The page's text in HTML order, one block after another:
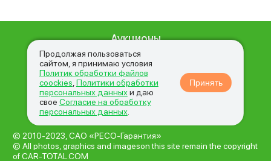
Аукционы
О нас
Вопросы и ответы
Новости
Контакты
© 2010-2023, САО «РЕСО-Гарантия»
© All photos, graphics and imageson this site remain the copyright
of CAR-TOTAL.COM
Продолжая пользоваться
сайтом, я принимаю условия
Политик обработки файлов
coockies Политики обработки
персональных данныхи даю
свое Согласие на обработку
персональных данных.
Принять